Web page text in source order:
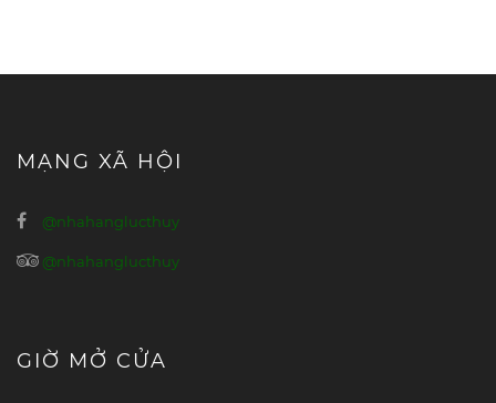
MẠNG XÃ HỘI
@nhahanglucthuy
@nhahanglucthuy
GIỜ MỞ CỬA